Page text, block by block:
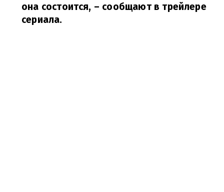
она состоится, – сообщают в трейлере
сериала.